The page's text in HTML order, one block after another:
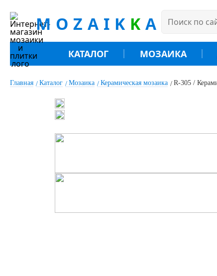
MOZAIK K A
КАТАЛОГ МОЗАИКА
Главная Каталог Мозаика Керамическая мозаика R-305 /